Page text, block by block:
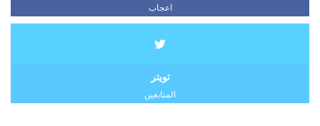
اعجاب
تويتر
المتابعين